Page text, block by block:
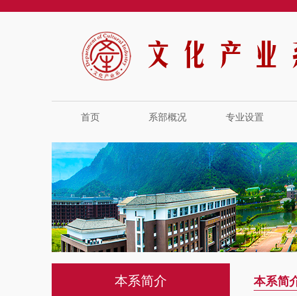
首页 系部概况 专业设置
本系简介 本系简